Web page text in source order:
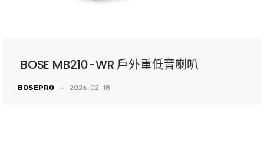
BOSE MB210-WR 戶外重低音喇叭
BOSEPRO — 2026-02-18